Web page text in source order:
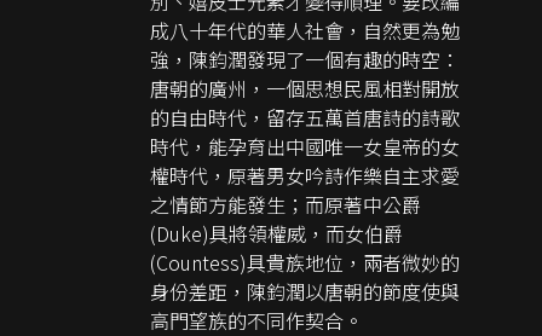
成八十年代的華人社會，自然更為勉
強，陳鈞潤發現了一個有趣的時空：
唐朝的廣州，一個思想民風相對開放
的自由時代，留存五萬首唐詩的詩歌
時代，能孕育出中國唯一女皇帝的女
權時代，原著男女吟詩作樂自主求愛
之情節方能發生；而原著中公爵
(Duke)具將領權威，而女伯爵
(Countess)具貴族地位，兩者微妙的
身份差距，陳鈞潤以唐朝的節度使與
高門望族的不同作契合。